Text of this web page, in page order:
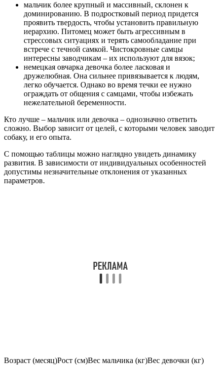
мальчик более крупный и массивный, склонен к
доминированию. В подростковый период придется
проявить твердость, чтобы установить правильную
иерархию. Питомец может быть агрессивным в
стрессовых ситуациях и терять самообладание при
встрече с течной самкой. Чистокровные самцы
интересны заводчикам – их используют для вязок;
немецкая овчарка девочка более ласковая и
дружелюбная. Она сильнее привязывается к людям,
легко обучается. Однако во время течки ее нужно
ограждать от общения с самцами, чтобы избежать
нежелательной беременности.
Кто лучше – мальчик или девочка – однозначно ответить
сложно. Выбор зависит от целей, с которыми человек заводит
собаку, и его опыта.
С помощью таблицы можно наглядно увидеть динамику
развития. В зависимости от индивидуальных особенностей
допустимы незначительные отклонения от указанных
параметров.
Возраст (месяц)Рост (см)Вес мальчика (кг)Вес девочки (кг)